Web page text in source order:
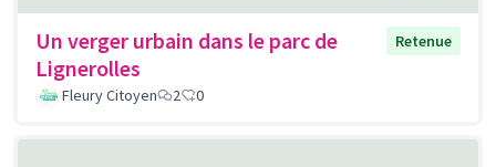
Un verger urbain dans le parc de
Lignerolles
Retenue
Fleury Citoyen 2 0